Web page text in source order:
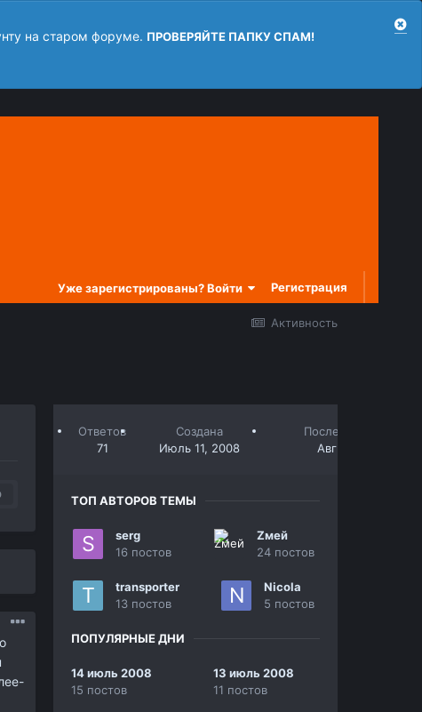
на старом форуме. ПРОВЕРЯЙТЕ ПАПКУ СПАМ!
Уже зарегистрированы? Войти Регистрация
Активность
Ответов
71
Создана
Июль 11, 2008
Последний ответ
Авг 26, 2008
ТОП АВТОРОВ ТЕМЫ
serg
16 постов
Zмей
24 постов
transporter
13 постов
Nicola
5 постов
ПОПУЛЯРНЫЕ ДНИ
14 июль 2008
15 постов
13 июль 2008
11 постов